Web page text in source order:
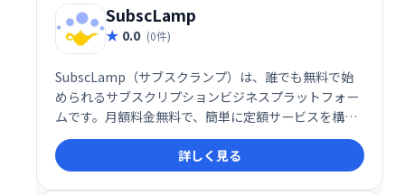
SubscLamp
0.0 (0件)
SubscLamp（サブスクランプ）は、誰でも無料で始
められるサブスクリプションビジネスプラットフォー
ムです。月額料金無料で、簡単に定額サービスを構
築・運営できます。複雑な設定は不要で、手軽に独自
のサブスクモデルを展開し、新たな収益源の獲得を目
指せます。
詳しく見る